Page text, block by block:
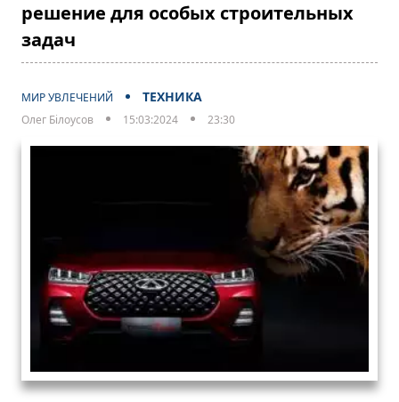
решение для особых строительных
задач
МИР УВЛЕЧЕНИЙ ТЕХНИКА
Олег Білоусов 15:03:2024 23:30